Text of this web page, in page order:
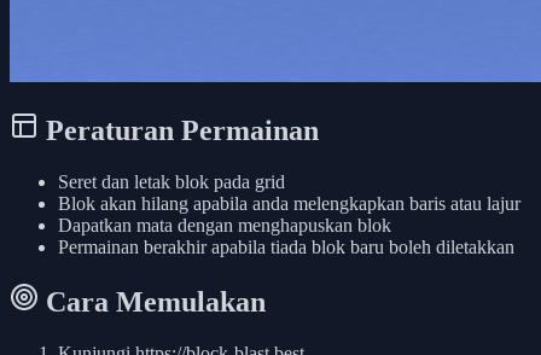
Peraturan Permainan
Seret dan letak blok pada grid
Blok akan hilang apabila anda melengkapkan baris atau lajur
Dapatkan mata dengan menghapuskan blok
Permainan berakhir apabila tiada blok baru boleh diletakkan
Cara Memulakan